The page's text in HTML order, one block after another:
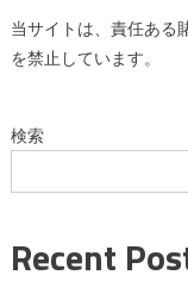
当サイトは、責任ある
を禁止しています。
検索
Recent